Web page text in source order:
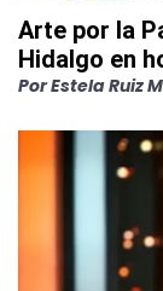
Arte por la
Hidalgo en
PorEstela Ruiz